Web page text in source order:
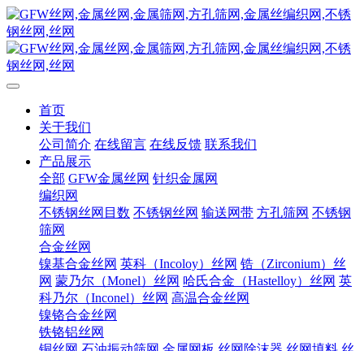
首页
关于我们
公司简介 在线留言 在线反馈 联系我们
产品展示
全部 GFW金属丝网 针织金属网
编织网
不锈钢丝网目数 不锈钢丝网 输送网带 方孔筛网 不锈钢
筛网
合金丝网
镍基合金丝网 英科（Incoloy）丝网 锆（Zirconium）丝
网 蒙乃尔（Monel）丝网 哈氏合金（Hastelloy）丝网 英
科乃尔（Inconel）丝网 高温合金丝网
镍铬合金丝网
铁铬铝丝网